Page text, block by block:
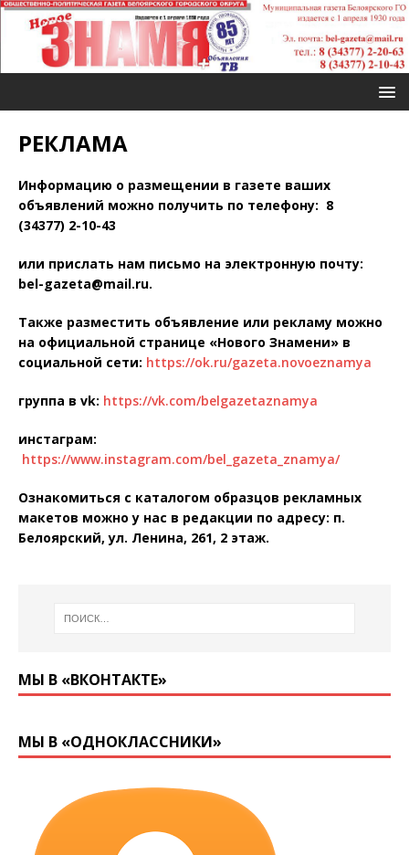
РЕКЛАМА
Информацию о размещении в газете ваших
объявлений можно получить по телефону: 8
(34377) 2-10-43
или прислать нам письмо на электронную почту:
bel-gazeta@mail.ru.
Также разместить объявление или рекламу можно
на официальной странице «Нового Знамени» в
социальной сети: https://ok.ru/gazeta.novoeznamya
группа в vk: https://vk.com/belgazetaznamya
инстаграм:
https://www.instagram.com/bel_gazeta_znamya/
Ознакомиться с каталогом образцов рекламных
макетов можно у нас в редакции по адресу: п.
Белоярский, ул. Ленина, 261, 2 этаж.
МЫ В «ВКОНТАКТЕ»
МЫ В «ОДНОКЛАССНИКИ»